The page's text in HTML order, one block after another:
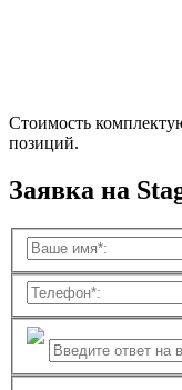
Стоимость
позиций.
Заявка на